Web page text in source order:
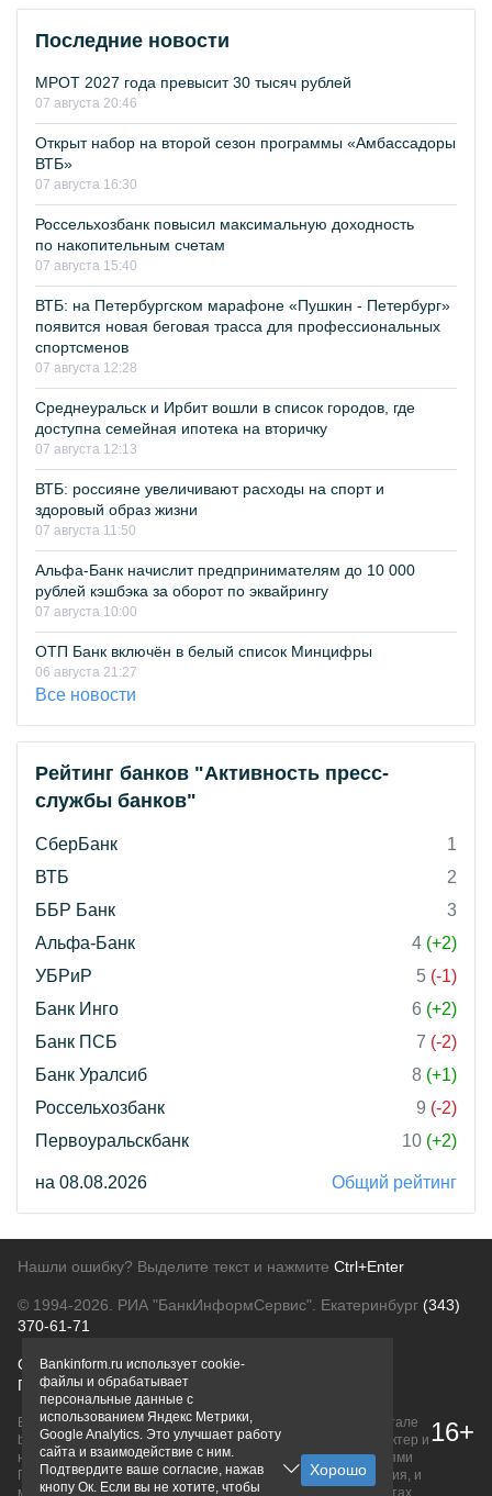
Последние новости
МРОТ 2027 года превысит 30 тысяч рублей
07 августа 20:46
Открыт набор на второй сезон программы «Амбассадоры
ВТБ»
07 августа 16:30
Россельхозбанк повысил максимальную доходность
по накопительным счетам
07 августа 15:40
ВТБ: на Петербургском марафоне «Пушкин - Петербург»
появится новая беговая трасса для профессиональных
спортсменов
07 августа 12:28
Среднеуральск и Ирбит вошли в список городов, где
доступна семейная ипотека на вторичку
07 августа 12:13
ВТБ: россияне увеличивают расходы на спорт и
здоровый образ жизни
07 августа 11:50
Альфа-Банк начислит предпринимателям до 10 000
рублей кэшбэка за оборот по эквайрингу
07 августа 10:00
ОТП Банк включён в белый список Минцифры
06 августа 21:27
Все новости
Рейтинг банков "Активность пресс-
службы банков"
СберБанк
1
ВТБ
2
ББР Банк
3
Альфа-Банк
4 (+2)
УБРиР
5 (-1)
Банк Инго
6 (+2)
Банк ПСБ
7 (-2)
Банк Уралсиб
8 (+1)
Россельхозбанк
9 (-2)
Первоуральскбанк
10 (+2)
на 08.08.2026 Общий рейтинг
Нашли ошибку? Выделите текст и нажмите Ctrl+Enter
© 1994-2026. РИА "БанкИнформСервис". Екатеринбург (343)
370-61-71
О проектеПолитика конфиденциальности
Правовая информацияДля рекламодателей
Вся информация о продуктах банков, размещенная на портале
bankinform.ru, носит исключительно ознакомительный характер и
не является публичной офертой, определяемой положениями
ГК РФ. Информация не содержит точного и полного описания, и
может быть изменена. Конечные условия уточняйте на сайтах
16+
Bankinform.ru использует cookie-
файлы и обрабатывает
персональные данные с
использованием Яндекс Метрики,
Google Analytics. Это улучшает работу
сайта и взаимодействие с ним.
Подтвердите ваше согласие, нажав
кнопу Ок. Если вы не хотите, чтобы